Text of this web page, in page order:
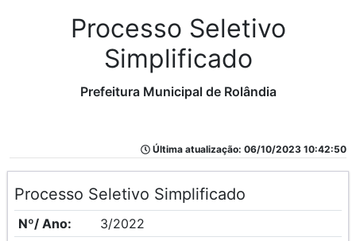
Processo Seletivo
Simplificado
Prefeitura Municipal de Rolândia
Última atualização: 06/10/2023 10:42:50
Processo Seletivo Simplificado
Nº/ Ano:
3/2022